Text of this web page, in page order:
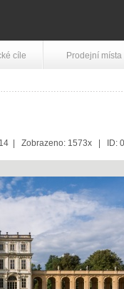
cíle Prodejní místa
| Zobrazeno: 1573x | ID: